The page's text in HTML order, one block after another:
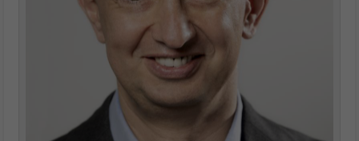
Le novità attese per iOS 18
: Impostazioni attuali e Control Center pronti per
un nuovo look su iOS 18, iPadOS 18 e macOS 15
Interattività in Messaggi: Funzionalità di animazione per
parole singole in iMessage.
: Creazione unica di emoji tramite AI generativa.
Personalizzazione Home Screen
: Nuove opportunità per